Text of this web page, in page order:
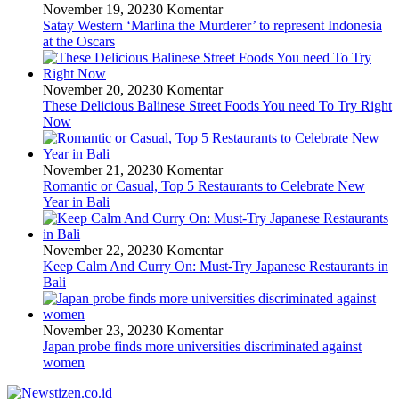
November 19, 20230 Komentar
Satay Western ‘Marlina the Murderer’ to represent Indonesia
at the Oscars
November 20, 20230 Komentar
These Delicious Balinese Street Foods You need To Try Right
Now
November 21, 20230 Komentar
Romantic or Casual, Top 5 Restaurants to Celebrate New
Year in Bali
November 22, 20230 Komentar
Keep Calm And Curry On: Must-Try Japanese Restaurants in
Bali
November 23, 20230 Komentar
Japan probe finds more universities discriminated against
women